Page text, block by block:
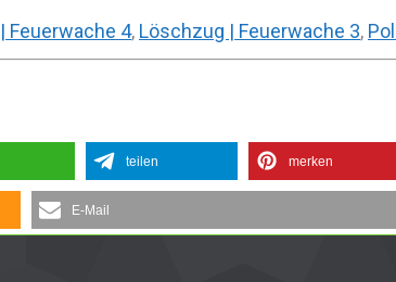
Feuerwache 4, Löschzug | Feuerwache 3,
teilen merken
E-Mail